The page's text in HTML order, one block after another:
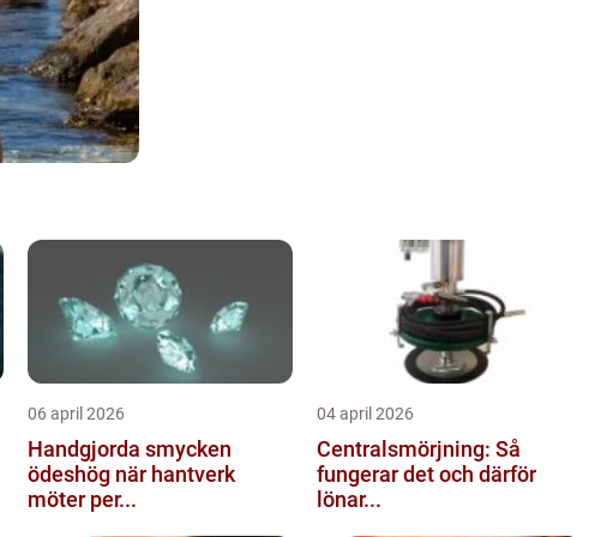
06 april 2026
Handgjorda smycken
ödeshög när hantverk
möter per...
04 april 2026
Centralsmörjning: Så
fungerar det och därför
lönar...